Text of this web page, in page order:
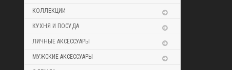
КОЛЛЕКЦИИ
КУХНЯ И ПОСУДА
ЛИЧНЫЕ АКСЕССУАРЫ
МУЖСКИЕ АКСЕССУАРЫ